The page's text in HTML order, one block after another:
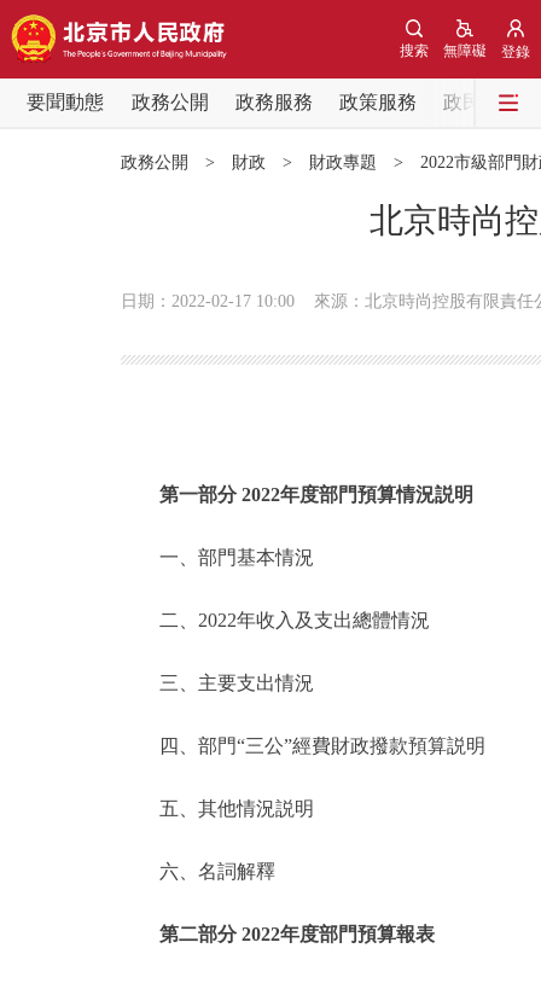
登錄
無障礙
搜索
要聞動態 政務公開 政務服務 政策服務
政民互動
便民服務
仲介服務
政民互動
政務公開 > 財政 > 財政專題 > 2022市級部門
北京時尚
日期：2022-02-17 10:00 來源：北京時尚控股有限責任
第一部分 2022年度部門預算情況説明
一、部門基本情況
二、2022年收入及支出總體情況
三、主要支出情況
四、部門“三公”經費財政撥款預算説明
五、其他情況説明
六、名詞解釋
第二部分 2022年度部門預算報表